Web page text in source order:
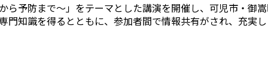
ら予防まで～」をテーマとした講演を開催し、可児市・御
門知識を得るとともに、参加者間で情報共有がされ、充実